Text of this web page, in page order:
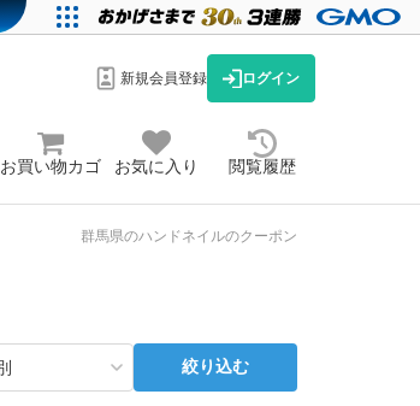
新規会員登録 ログイン
お買い物カゴ お気に入り 閲覧履歴
群馬県のハンドネイルのクーポン
絞り込む